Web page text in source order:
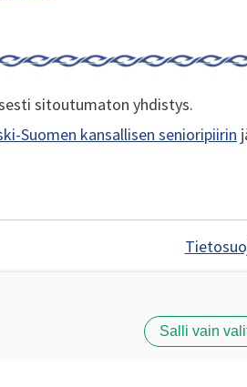
sitoutumaton yhdistys.
Suomen kansallisen senioripiirin
Salli vain